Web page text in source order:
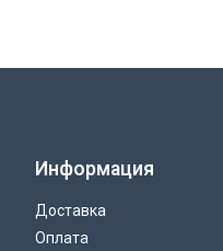
Информация
Доставка
Оплата